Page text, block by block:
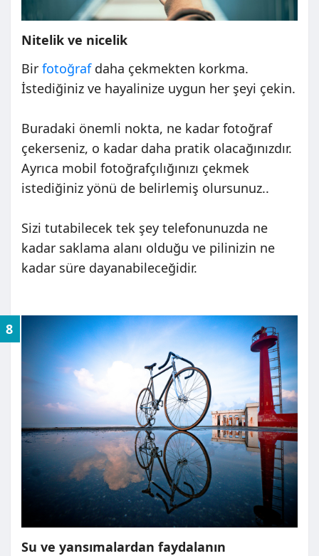
Nitelik ve nicelik
Bir fotoğrafdaha çekmekten korkma.
İstediğiniz ve hayalinize uygun her şeyi çekin.
Buradaki önemli nokta, ne kadar fotoğraf
çekerseniz, o kadar daha pratik olacağınızdır.
Ayrıca mobil fotoğrafçılığınızı çekmek
istediğiniz yönü de belirlemiş olursunuz..
Sizi tutabilecek tek şey telefonunuzda ne
kadar saklama alanı olduğu ve pilinizin ne
kadar süre dayanabileceğidir.
8
Su ve yansımalardan faydalanın